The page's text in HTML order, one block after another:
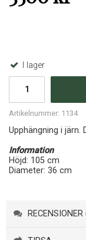
I lager
Artikelnummer: 1134
Upphängning i järn.
Information
Höjd: 105 cm
Diameter: 36 cm
RECENSIONER